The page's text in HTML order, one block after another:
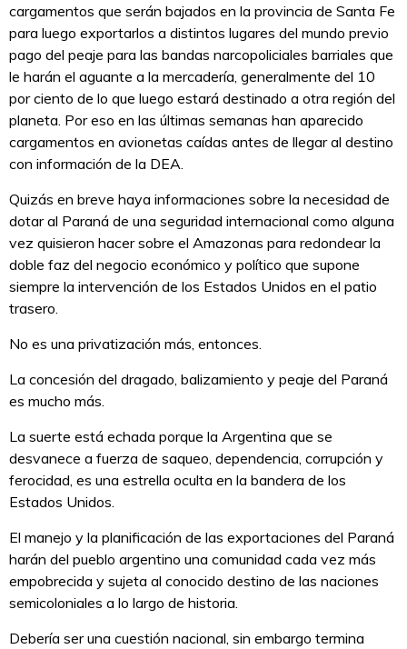
cargamentos que serán bajados en la provincia de Santa Fe
para luego exportarlos a distintos lugares del mundo previo
pago del peaje para las bandas narcopoliciales barriales que
le harán el aguante a la mercadería, generalmente del 10
por ciento de lo que luego estará destinado a otra región del
planeta. Por eso en las últimas semanas han aparecido
cargamentos en avionetas caídas antes de llegar al destino
con información de la DEA.
Quizás en breve haya informaciones sobre la necesidad de
dotar al Paraná de una seguridad internacional como alguna
vez quisieron hacer sobre el Amazonas para redondear la
doble faz del negocio económico y político que supone
siempre la intervención de los Estados Unidos en el patio
trasero.
No es una privatización más, entonces.
La concesión del dragado, balizamiento y peaje del Paraná
es mucho más.
La suerte está echada porque la Argentina que se
desvanece a fuerza de saqueo, dependencia, corrupción y
ferocidad, es una estrella oculta en la bandera de los
Estados Unidos.
El manejo y la planificación de las exportaciones del Paraná
harán del pueblo argentino una comunidad cada vez más
empobrecida y sujeta al conocido destino de las naciones
semicoloniales a lo largo de historia.
Debería ser una cuestión nacional, sin embargo termina